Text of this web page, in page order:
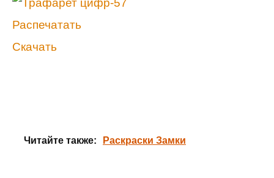
Распечатать
Скачать
Читайте также: Раскраски Замки